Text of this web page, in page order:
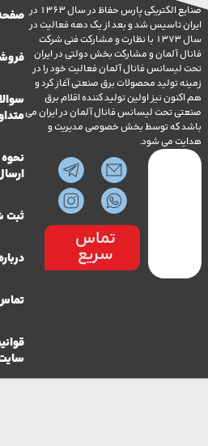
صنایع الکتریکی پارس حفاظ در سال 1363 در
شد و بعد از یک دهه فعالیت در
سال 1373 با نظارت و مشارکت فنی شرکت
و مشارکت بخش دولتی در ایران
فانال آلمان فعالیت خود را در
محصولات برق صنعتی آغاز کرد و
نیز اولین تولید کننده اقلام برق
لیسانس فانال آلمان در ایران می
توسط بخش خصوصی مدیریت و
می شود.
تماس
سریع
صفحه اصلی
فروشگاه
سوالات
متداول
نحوه خرید و
ثبت شکایت
درباره ما
تماس با ما
قوانین